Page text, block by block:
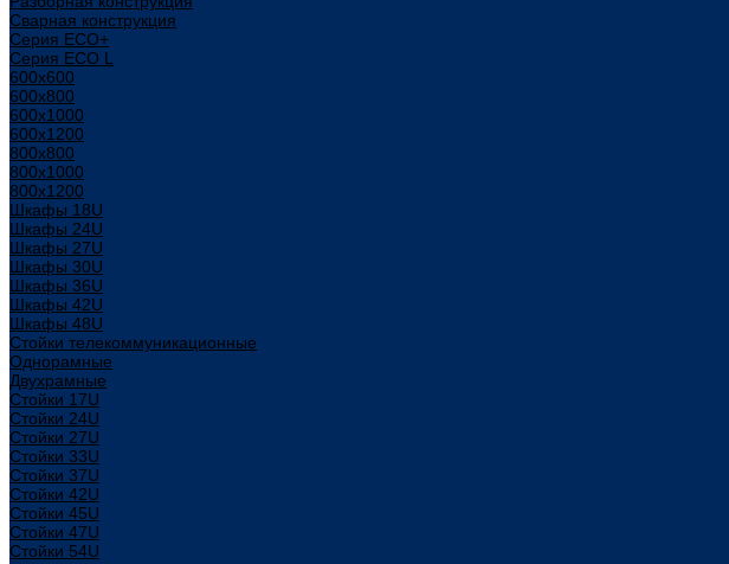
Сварная конструкция
Серия ECO+
Серия ECO L
600x600
600x800
600х1000
600х1200
800x800
800х1000
800х1200
Шкафы 18U
Шкафы 24U
Шкафы 27U
Шкафы 30U
Шкафы 36U
Шкафы 42U
Шкафы 48U
Стойки телекоммуникационные
Однорамные
Двухрамные
Стойки 17U
Стойки 24U
Стойки 27U
Стойки 33U
Стойки 37U
Стойки 42U
Стойки 45U
Стойки 47U
Стойки 54U